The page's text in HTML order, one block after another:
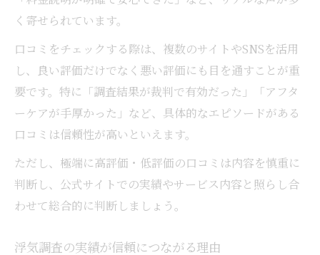
く寄せられています。
口コミをチェックする際は、複数のサイトやSNSを活用
し、良い評価だけでなく悪い評価にも目を通すことが重
要です。特に「調査結果が裁判で有効だった」「アフタ
ーケアが手厚かった」など、具体的なエピソードがある
口コミは信頼性が高いといえます。
ただし、極端に高評価・低評価の口コミは内容を慎重に
判断し、公式サイトでの実績やサービス内容と照らし合
わせて総合的に判断しましょう。
浮気調査の実績が信頼につながる理由